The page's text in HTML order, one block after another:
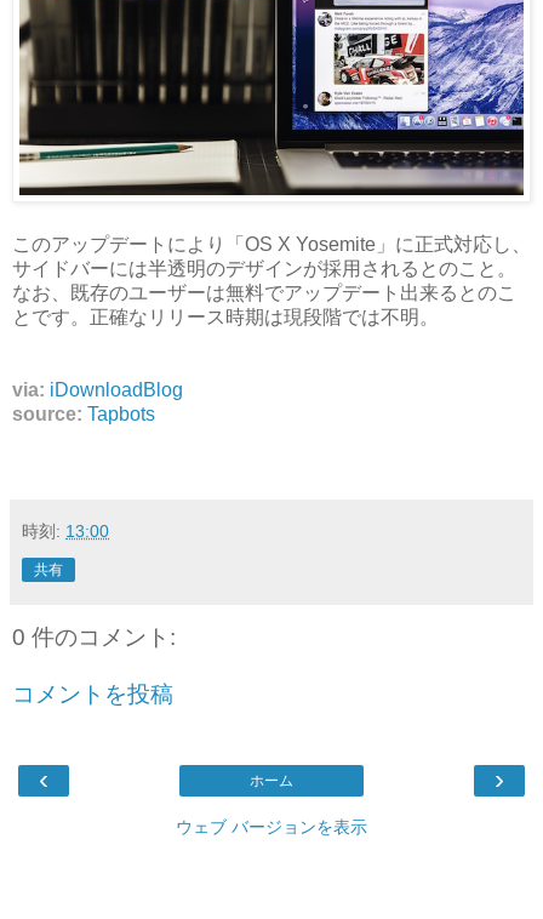
このアップデートにより「OS X Yosemite」に正式対応し、
サイドバーには半透明のデザインが採用されるとのこと。
なお、既存のユーザーは無料でアップデート出来るとのこ
とです。正確なリリース時期は現段階では不明。
via: iDownloadBlog
source: Tapbots
時刻: 13:00
共有
0 件のコメント:
コメントを投稿
‹ ›
ホーム
ウェブ バージョンを表示